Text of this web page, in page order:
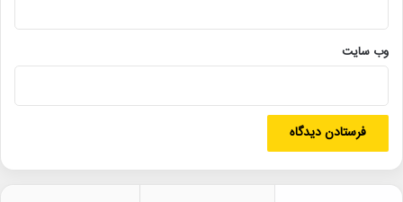
• روایت هنر و شعر عاشورایی در اختتامیه «میراث محتشم کاشانی»
• عیادت از ایرج؛ تجلیل از دهه‌ها فعالیت هنری خواننده نامدار
وب‌ سایت